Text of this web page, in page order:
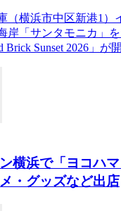
（横浜市中区新港1）
岸「サンタモニカ」
Brick Sunset 2026」が
横浜で「ヨコハ
・グッズなど出店